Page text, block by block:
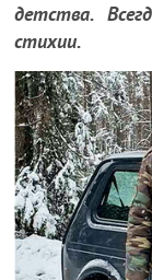
детства.
стихии.